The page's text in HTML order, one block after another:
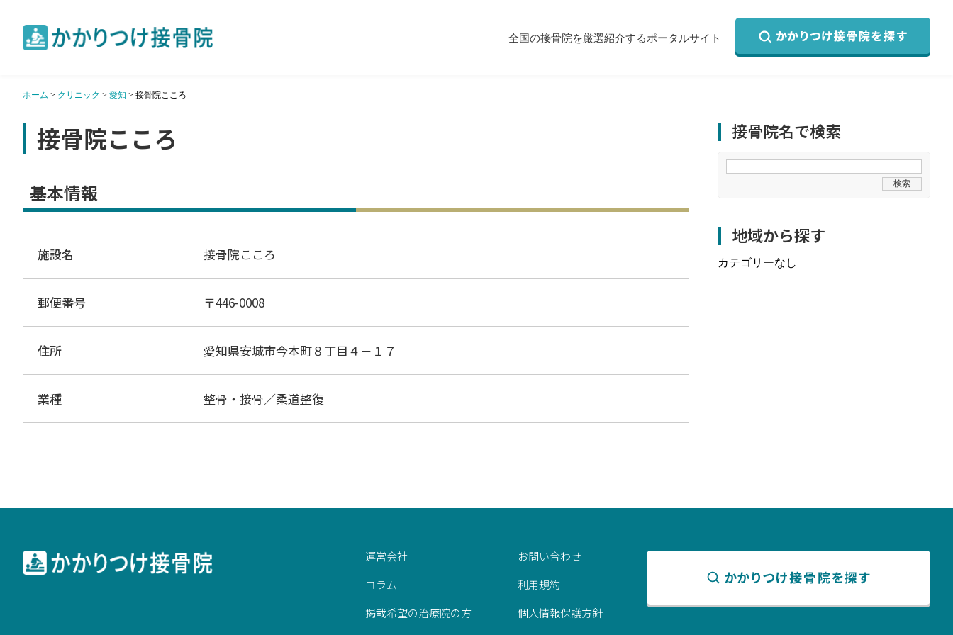
全国の接骨院を厳選紹介するポータルサイト
ホーム > クリニック > 愛知 > 接骨院こころ
接骨院こころ
基本情報
施設名 接骨院こころ
郵便番号 〒446-0008
住所 愛知県安城市今本町８丁目４－１７
業種 整骨・接骨／柔道整復
接骨院名で検索
地域から探す
カテゴリーなし
運営会社
コラム
掲載希望の治療院の方
お問い合わせ
利用規約
個人情報保護方針